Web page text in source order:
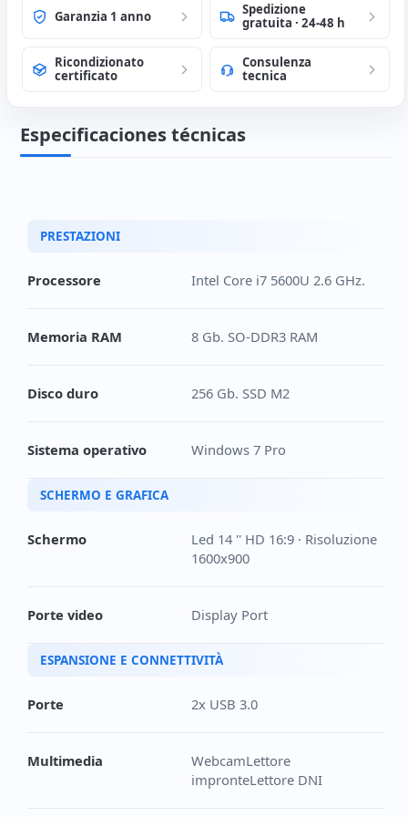
Garanzia 1 anno
Spedizione
gratuita · 24-48 h
Ricondizionato
certificato
Consulenza
tecnica
Especificaciones técnicas
PRESTAZIONI
Processore Intel Core i7 5600U 2.6 GHz.
Memoria RAM 8 Gb. SO-DDR3 RAM
Disco duro 256 Gb. SSD M2
Sistema operativo Windows 7 Pro
SCHERMO E GRAFICA
Schermo
Led 14 '' HD 16:9 · Risoluzione
1600x900
Porte video Display Port
ESPANSIONE E CONNETTIVITÀ
Porte 2x USB 3.0
Multimedia
WebcamLettore
impronteLettore DNI